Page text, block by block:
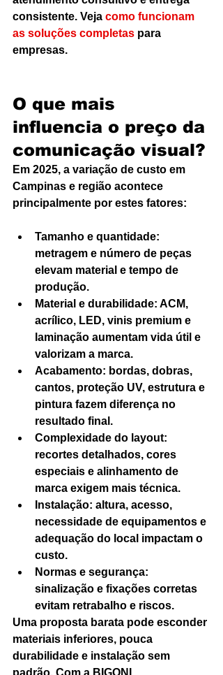
consistente. Veja como funcionam
as soluções completas para
empresas.
O que mais
influencia o preço da
comunicação visual?
Em 2025, a variação de custo em
Campinas e região acontece
principalmente por estes fatores:
Tamanho e quantidade:
metragem e número de peças
elevam material e tempo de
produção.
Material e durabilidade: ACM,
acrílico, LED, vinis premium e
laminação aumentam vida útil e
valorizam a marca.
Acabamento: bordas, dobras,
cantos, proteção UV, estrutura e
pintura fazem diferença no
resultado final.
Complexidade do layout:
recortes detalhados, cores
especiais e alinhamento de
marca exigem mais técnica.
Instalação: altura, acesso,
necessidade de equipamentos e
adequação do local impactam o
custo.
Normas e segurança:
sinalização e fixações corretas
evitam retrabalho e riscos.
Uma proposta barata pode esconder
materiais inferiores, pouca
durabilidade e instalação sem
padrão. Com a BIGONI